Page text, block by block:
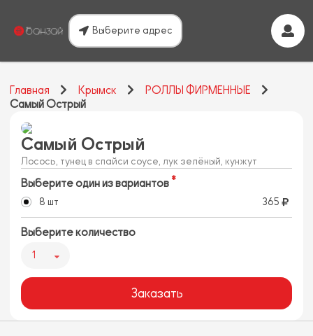
Выберите адрес
Главная Крымск
РОЛЛЫ ФИРМЕННЫЕ
Самый Острый
Самый Острый
Лосось, тунец в спайси соусе, лук зелёный, кунжут
Выберите один из вариантов
8 шт 365
Выберите количество
1
Заказать